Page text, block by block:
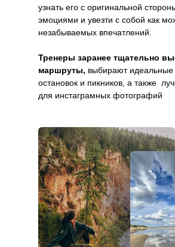
узнать его с оригинальной
эмоциями и увезти с собой как
незабываемых впечатлений.
Тренеры заранее тщательно
маршруты, выбирают идеальные
остановок и пикников, а также
для инстаграмных фотографий